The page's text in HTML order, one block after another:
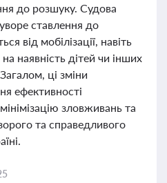
до розшуку. Судова
ставлення до
від мобілізації, навіть
наявність дітей чи інших
ці зміни
ефективності
зловживань та
та справедливого